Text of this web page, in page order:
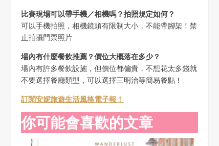
比賽現場可以帶手機／相機嗎？拍照規定如何？
可以手機拍照，相機鏡頭有限制大小，不能帶腳架！禁
止拍攝門票照片
場內有什麼餐飲推薦？價位大概落在多少？
場內有許多餐飲設施，但價位都偏貴，不想花太多錢就
不要選擇餐廳類型，可以選擇三明治等簡易餐點！
訂閱安妮旅遊生活風格電子報！
你可能會喜歡的文章